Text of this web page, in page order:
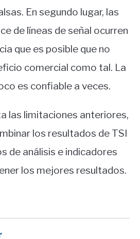
En segundo lugar, las
de líneas de señal ocurren
que es posible que no
comercial como tal. La
es confiable a veces.
las limitaciones anteriores,
los resultados de TSI
de análisis e indicadores
los mejores resultados.